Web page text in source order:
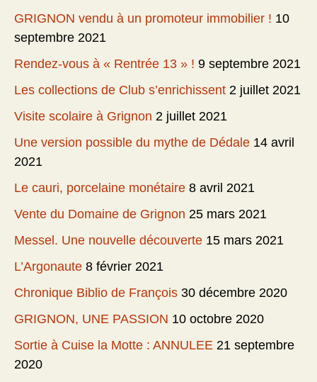
GRIGNON vendu à un promoteur immobilier ! 10
septembre 2021
Rendez-vous à « Rentrée 13 » ! 9 septembre 2021
Les collections de Club s’enrichissent 2 juillet 2021
Visite scolaire à Grignon 2 juillet 2021
Une version possible du mythe de Dédale 14 avril
2021
Le cauri, porcelaine monétaire 8 avril 2021
Vente du Domaine de Grignon 25 mars 2021
Messel. Une nouvelle découverte 15 mars 2021
L’Argonaute 8 février 2021
Chronique Biblio de François 30 décembre 2020
GRIGNON, UNE PASSION 10 octobre 2020
Sortie à Cuise la Motte : ANNULEE 21 septembre
2020